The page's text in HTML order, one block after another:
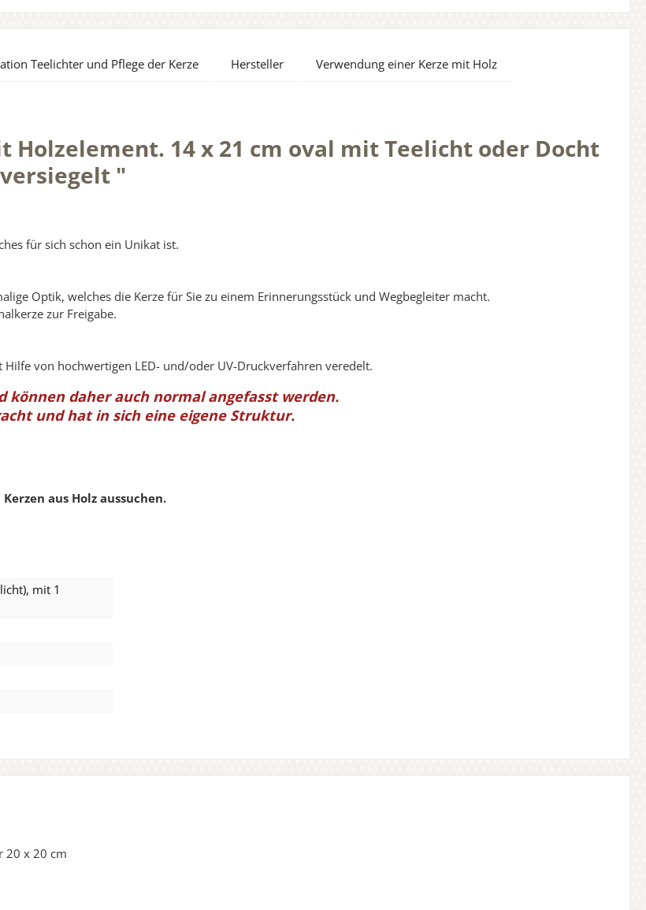
Teelichter und Pflege der Kerze Hersteller Verwendung einer Kerze mit Holz
Holzelement. 14 x 21 cm oval mit Teelicht oder Docht
"
für sich schon ein Unikat ist.
Optik, welches die Kerze für Sie zu einem Erinnerungsstück und Wegbegleiter macht.
zur Freigabe.
von hochwertigen LED- und/oder UV-Druckverfahren veredelt.
können daher auch normal angefasst werden.
und hat in sich eine eigene Struktur.
aus Holz aussuchen.
mit 1